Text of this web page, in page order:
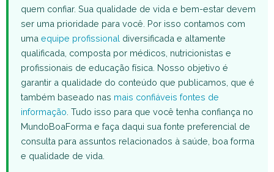
quem confiar. Sua qualidade de vida e bem-estar devem
ser uma prioridade para você. Por isso contamos com
uma equipe profissional diversificada e altamente
qualificada, composta por médicos, nutricionistas e
profissionais de educação física. Nosso objetivo é
garantir a qualidade do conteúdo que publicamos, que é
também baseado nas mais confiáveis fontes de
informação . Tudo isso para que você tenha confiança no
MundoBoaForma e faça daqui sua fonte preferencial de
consulta para assuntos relacionados à saúde, boa forma
e qualidade de vida.